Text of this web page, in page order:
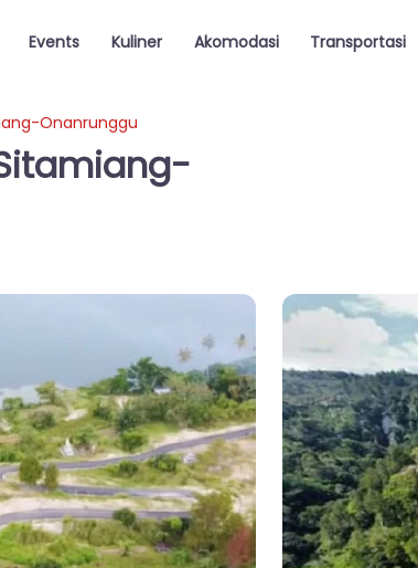
Events Kuliner Akomodasi Transportasi
Onanrunggu